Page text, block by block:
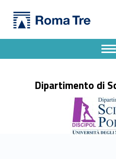
Dipartimento di Scienze Politiche
Dipartimento di
Header info sidebar